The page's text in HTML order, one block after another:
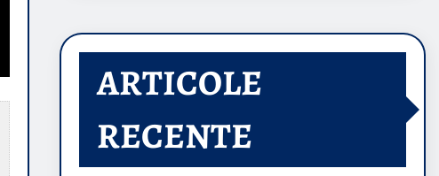
ARTICOLE
RECENTE